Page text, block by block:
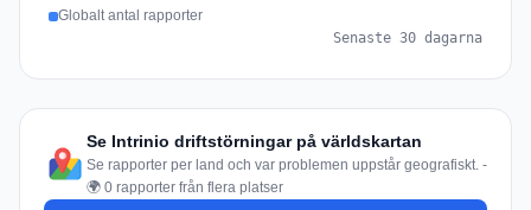
Globalt antal rapporter
Senaste 30 dagarna
Se Intrinio driftstörningar på världskartan
Se rapporter per land och var problemen uppstår geografiskt. -
🌍 0 rapporter från flera platser